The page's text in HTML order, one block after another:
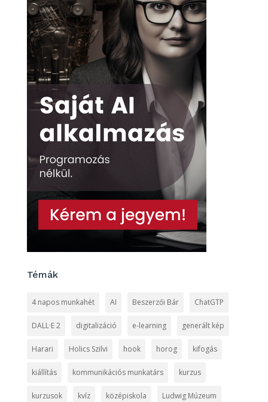
Témák
4 napos munkahét AI Beszerzői Bár ChatGTP
DALL·E 2 digitalizáció e-learning generált kép
Harari Holics Szilvi hook horog kifogás
kiállítás kommunikációs munkatárs kurzus
kurzusok kvíz középiskola Ludwig Múzeum